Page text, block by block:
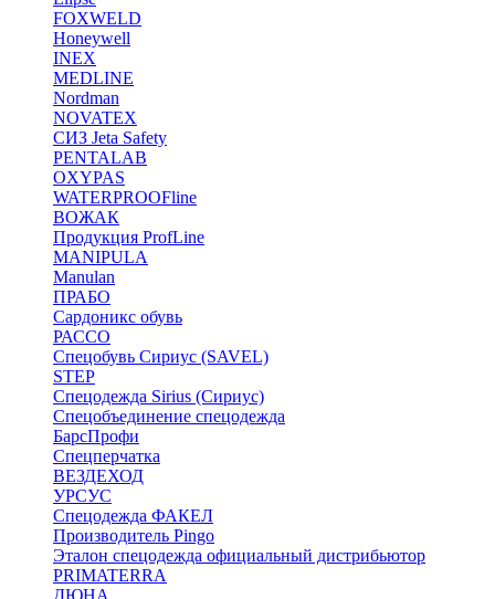
FOXWELD
Honeywell
INEX
MEDLINE
Nordman
NOVATEX
СИЗ Jeta Safety
PENTALAB
OXYPAS
WATERPROOFline
ВОЖАК
Продукция ProfLine
MANIPULA
Manulan
ПРАБО
Сардоникс обувь
РАССО
Спецобувь Сириус (SAVEL)
STEP
Спецодежда Sirius (Сириус)
Спецобъединение спецодежда
БарсПрофи
Спецперчатка
ВЕЗДЕХОД
УРСУС
Спецодежда ФАКЕЛ
Производитель Pingo
Эталон спецодежда официальный дистрибьютор
PRIMATERRA
ДЮНА